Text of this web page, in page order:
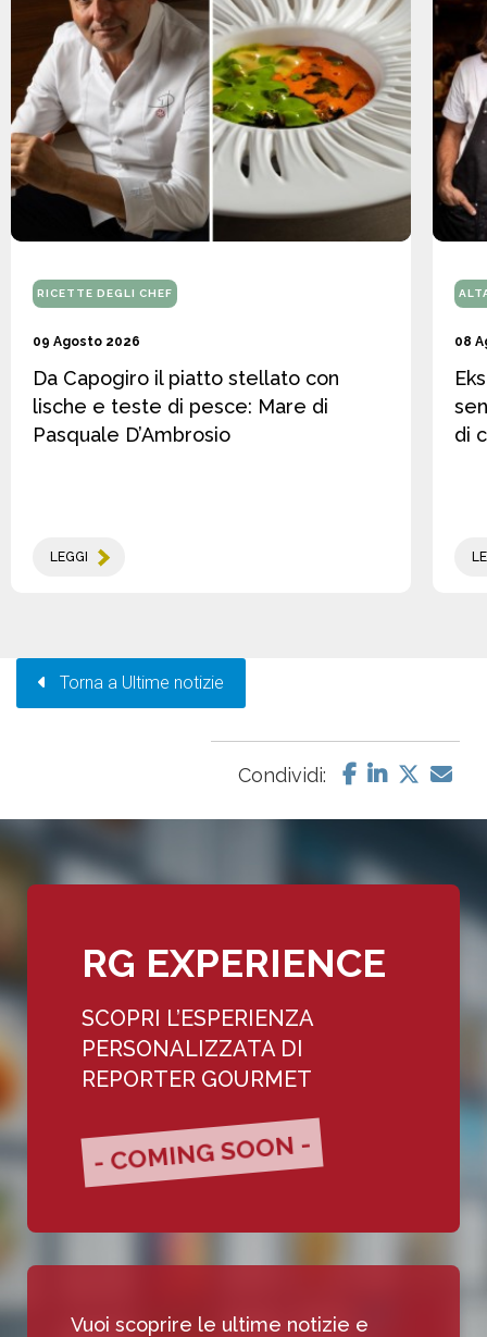
RICETTE DEGLI CHEF
09 Agosto 2026
Da Capogiro il piatto stellato con
lische e teste di pesce: Mare di
Pasquale D’Ambrosio
LEGGI
08
di
Torna a Ultime notizie
Condividi:
RG EXPERIENCE
SCOPRI L’ESPERIENZA
PERSONALIZZATA DI
REPORTER GOURMET
- COMING SOON -
Vuoi scoprire le ultime notizie e